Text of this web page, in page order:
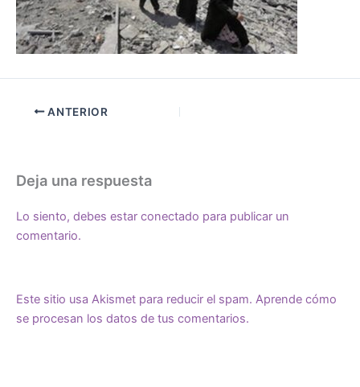
ANTERIOR
Deja una respuesta
Lo siento, debes estar conectado para publicar un
comentario.
Este sitio usa Akismet para reducir el spam. Aprende cómo
se procesan los datos de tus comentarios.